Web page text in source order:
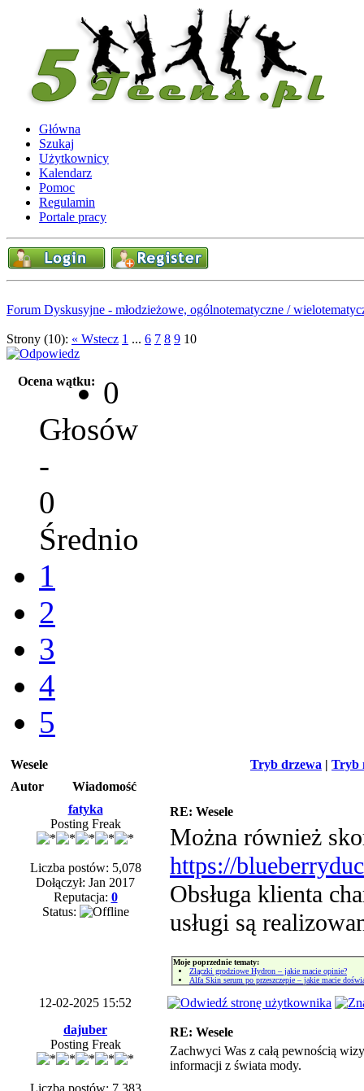
Główna
Szukaj
Użytkownicy
Kalendarz
Pomoc
Regulamin
Portale pracy
Forum Dyskusyjne - młodzieżowe, ogólnotematyczne /
Strony (10): « Wstecz 1 ... 6 7 8 9 10
Ocena wątku:
0
Głosów
-
0
Średnio
1
2
3
4
5
Tryb drzewa | Tryb
Wesele
Autor
Wiadomość
fatyka
Posting Freak
Liczba postów: 5,078
Dołączył: Jan 2017
Reputacja: 0
Status:
RE: Wesele
Można również
https://
Obsługa klienta
usługi są
Moje poprzednie tematy:
Złączki grodziowe Hydron – jakie macie opinie?
Alfa Skin serum po przeszczepie – jakie macie
12-02-2025 15:52
dajuber
Posting Freak
Liczba postów: 7,383
RE: Wesele
Zachwyci Was z całą pewnością
informacji z świata mody.